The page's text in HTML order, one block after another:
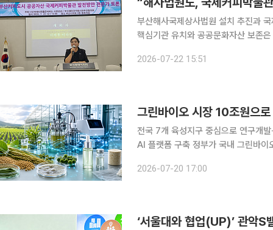
부산해사국제상사법원 설치 추진과
핵심기관 유치와 공공문화자산 보존
산시의회 중회의실에서 ‘부산의 커피
2026-07-22 15:51
그린바이오 시장 10조원으
전국 7개 육성지구 중심으로 연구개
AI 플랫폼 구축 정부가 국내 그린바이오산업 시장 규모를 2031년까지 10조원으로 키운다. 매출
2026-07-20 17:00
‘서울대와 협업(UP)’ 관악